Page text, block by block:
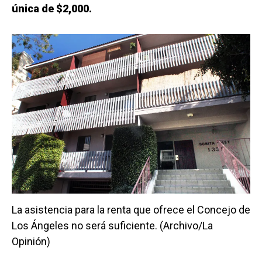
única de $2,000.
La asistencia para la renta que ofrece el Concejo de
Los Ángeles no será suficiente. (Archivo/La
Opinión)